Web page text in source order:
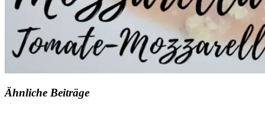
Ähnliche Beiträge